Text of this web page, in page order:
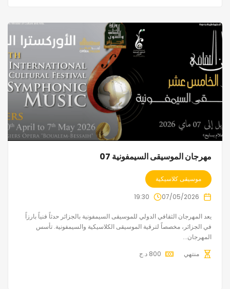
مهرجان الموسيقى السيمفونية 07
موسيقى كلاسيكية
07/05/2026
19:30
يعد المهرجان الثقافي الدولي للموسيقى السيمفونية بالجزائر حدثاً فنياً بارزاً
في الجزائر، مخصصاً لترقية الموسيقى الكلاسيكية والسيمفونية. تأسس
المهرجان...
منتهي
800 د.ج